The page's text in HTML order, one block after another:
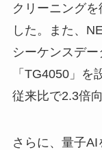
クリーニング
した。また、
シーケンスデ
「TG4050」
従来比で2.3倍
さらに、量子